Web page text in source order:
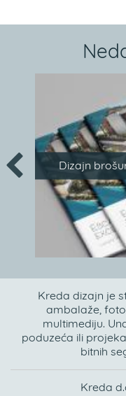
Dizajn
Kreda dizajn je
ambalaže,
multimediju.
poduzeća ili
bitnih
Kreda